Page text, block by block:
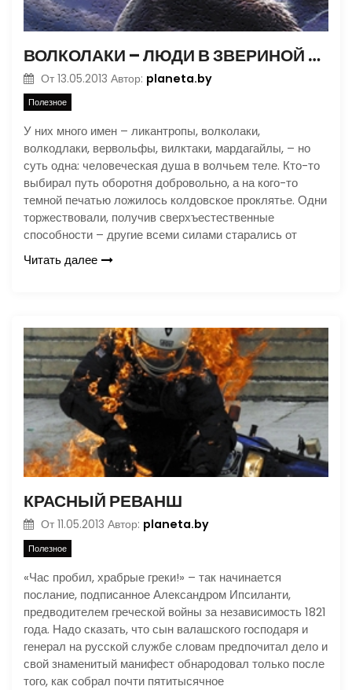
ВОЛКОЛАКИ – ЛЮДИ В ЗВЕРИНОЙ ШКУРЕ
От 13.05.2013 Автор: planeta.by
Полезное
У них много имен – ликантропы, волколаки,
волкодлаки, вервольфы, вилктаки, мардагайлы, – но
суть одна: человеческая душа в волчьем теле. Кто-то
выбирал путь оборотня добровольно, а на кого-то
темной печатью ложилось колдовское проклятье. Одни
торжествовали, получив сверхъестественные
способности – другие всеми силами старались от
Читать далее
КРАСНЫЙ РЕВАНШ
От 11.05.2013 Автор: planeta.by
Полезное
«Час пробил, храбрые греки!» – так начинается
послание, подписанное Александром Ипсиланти,
предводителем греческой войны за независимость 1821
года. Надо сказать, что сын валашского господаря и
генерал на русской службе словам предпочитал дело и
свой знаменитый манифест обнародовал только после
того, как собрал почти пятитысячное